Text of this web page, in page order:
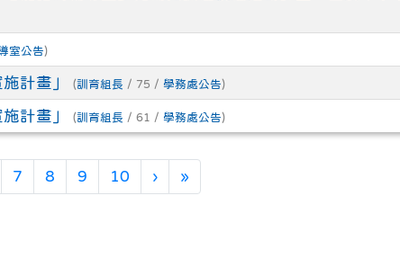
室公告)
計畫」 (訓育組長 / 75 / 學務處公告)
計畫」 (訓育組長 / 61 / 學務處公告)
7 8 9 10 ›下一頁
»